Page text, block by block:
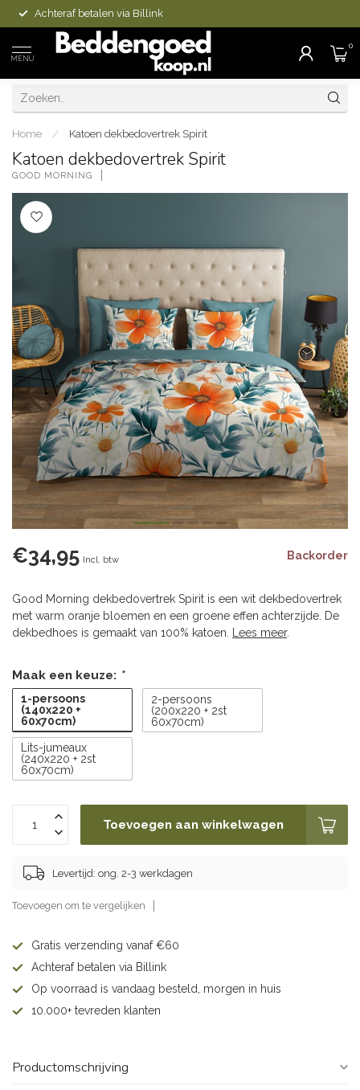
Achteraf betalen via Billink
MENU
0
Home / Katoen dekbedovertrek Spirit
Katoen dekbedovertrek Spirit
GOOD MORNING
€34,95 Incl. btw Backorder
Good Morning dekbedovertrek Spirit is een wit dekbedovertrek
met warm oranje bloemen en een groene effen achterzijde. De
dekbedhoes is gemaakt van 100% katoen.
Lees meer.
Maak een keuze: *
1-persoons
(140x220 +
60x70cm)
2-persoons
(200x220 + 2st
60x70cm)
Lits-jumeaux
(240x220 + 2st
60x70cm)
Toevoegen aan winkelwagen
Levertijd: ong. 2-3 werkdagen
Toevoegen om te vergelijken
Gratis verzending vanaf €60
Achteraf betalen via Billink
Op voorraad is vandaag besteld, morgen in huis
10.000+ tevreden klanten
Productomschrijving